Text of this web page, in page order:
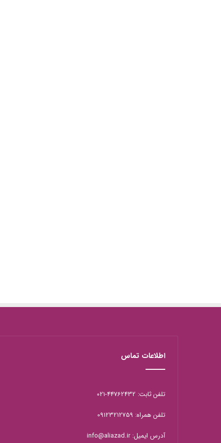
اطلاعات تماس
تلفن ثابت: 44762432-021
تلفن همراه: 09123212759
آدرس ایمیل: info@aliazad.ir